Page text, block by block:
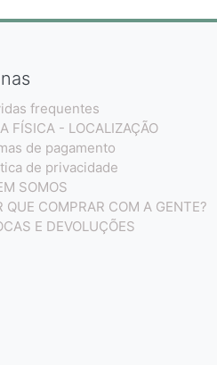
frequentes
FÍSICA - LOCALIZAÇÃO
de pagamento
de privacidade
SOMOS
QUE COMPRAR COM A GENTE?
E DEVOLUÇÕES